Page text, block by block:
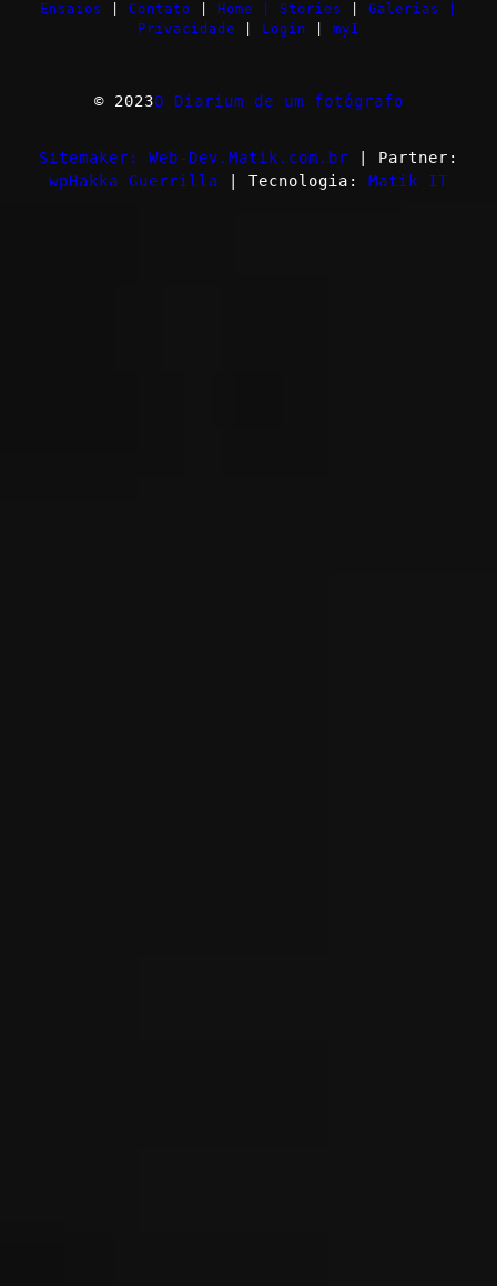
Ensaios Contato Home | Stories
Galerias |
Privacidade
Login myI
© 2023O Diarium de um fotógrafo
Sitemaker: Web-Dev.Matik.com.br | Partner:
wpHakka Guerrilla | Tecnologia: Matik IT